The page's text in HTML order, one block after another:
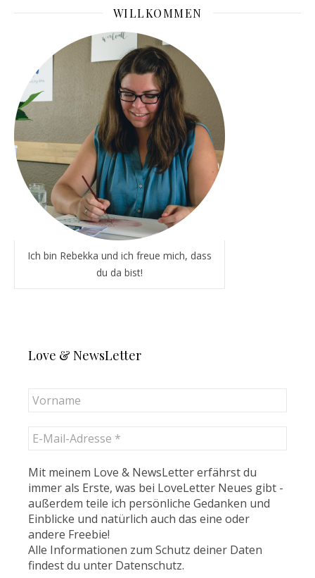
WILLKOMMEN
Ich bin Rebekka und ich freue mich, dass
du da bist!
Love & NewsLetter
Mit meinem Love & NewsLetter erfährst du
immer als Erste, was bei LoveLetter Neues gibt -
außerdem teile ich persönliche Gedanken und
Einblicke und natürlich auch das eine oder
andere Freebie!
Alle Informationen zum Schutz deiner Daten
findest du unter Datenschutz.